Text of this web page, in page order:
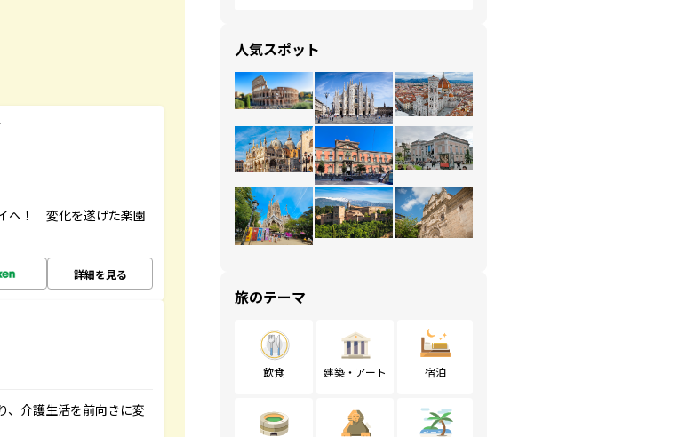
へ！ 変化を遂げた楽園
詳細を見る
、介護生活を前向きに変
人気スポット
旅のテーマ
飲食 建築・アート 宿泊